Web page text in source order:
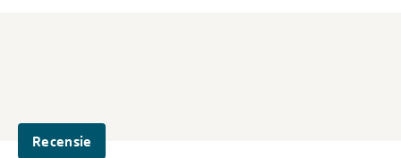
Recensie